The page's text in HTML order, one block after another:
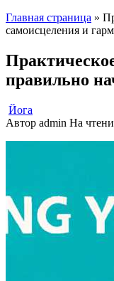
Главная страница »
самоисцеления и
правильно
Йога
Автор admin На